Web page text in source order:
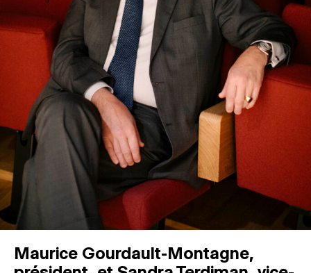
Maurice Gourdault-Montagne,